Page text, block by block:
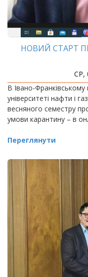
НОВИЙ СТАРТ
СР,
В Івано-
університеті нафти і
весняного семестру
умови карантину – в
Переглянути